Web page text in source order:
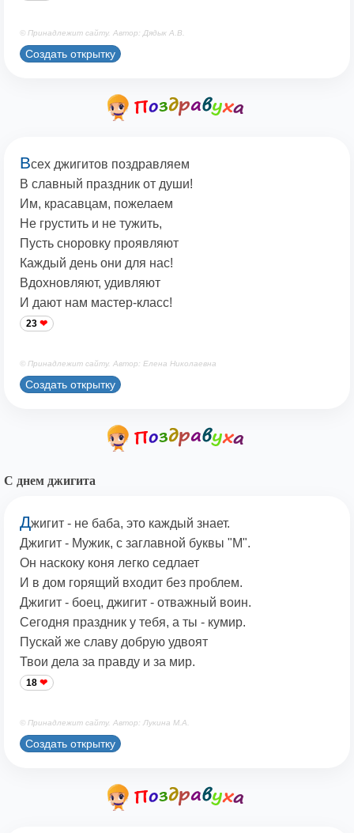
© Принадлежит сайту. Автор: Дядык А.В.
Создать открытку
Всех джигитов поздравляем
В славный праздник от души!
Им, красавцам, пожелаем
Не грустить и не тужить,
Пусть сноровку проявляют
Каждый день они для нас!
Вдохновляют, удивляют
И дают нам мастер-класс!
23
© Принадлежит сайту. Автор: Елена Николаевна
Создать открытку
С днем джигита
Джигит - не баба, это каждый знает.
Джигит - Мужик, с заглавной буквы "М".
Он наскоку коня легко седлает
И в дом горящий входит без проблем.
Джигит - боец, джигит - отважный воин.
Сегодня праздник у тебя, а ты - кумир.
Пускай же славу добрую удвоят
Твои дела за правду и за мир.
18
© Принадлежит сайту. Автор: Лукина М.А.
Создать открытку